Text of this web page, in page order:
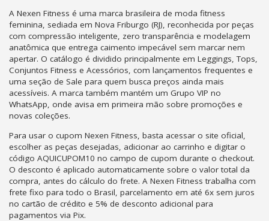
A Nexen Fitness é uma marca brasileira de moda fitness
feminina, sediada em Nova Friburgo (RJ), reconhecida por peças
com compressão inteligente, zero transparência e modelagem
anatômica que entrega caimento impecável sem marcar nem
apertar. O catálogo é dividido principalmente em Leggings, Tops,
Conjuntos Fitness e Acessórios, com lançamentos frequentes e
uma seção de Sale para quem busca preços ainda mais
acessíveis. A marca também mantém um Grupo VIP no
WhatsApp, onde avisa em primeira mão sobre promoções e
novas coleções.
Para usar o cupom Nexen Fitness, basta acessar o site oficial,
escolher as peças desejadas, adicionar ao carrinho e digitar o
código AQUICUPOM10 no campo de cupom durante o checkout.
O desconto é aplicado automaticamente sobre o valor total da
compra, antes do cálculo do frete. A Nexen Fitness trabalha com
frete fixo para todo o Brasil, parcelamento em até 6x sem juros
no cartão de crédito e 5% de desconto adicional para
pagamentos via Pix.